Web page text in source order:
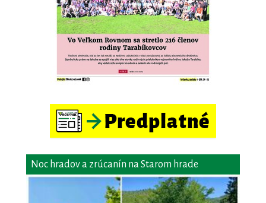
Noc hradov a zrúcanín na Starom hrade